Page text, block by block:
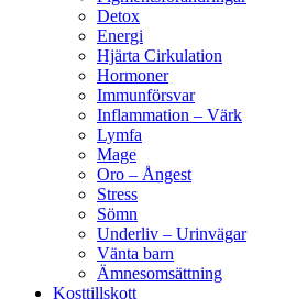
Detox
Energi
Hjärta Cirkulation
Hormoner
Immunförsvar
Inflammation – Värk
Lymfa
Mage
Oro – Ångest
Stress
Sömn
Underliv – Urinvägar
Vänta barn
Ämnesomsättning
Kosttillskott